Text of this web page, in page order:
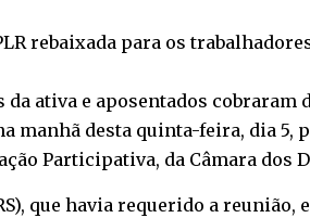
rebaixada para os
ativa e aposentados cobraram
manhã desta quinta-feira, dia 5,
Participativa, da Câmara dos
que havia requerido a reunião,